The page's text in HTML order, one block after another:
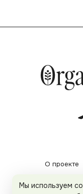
О проекте
Рекламодателям
Мы используем